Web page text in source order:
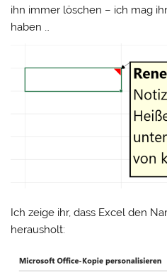
ihn immer löschen – ich mag
haben …
Ich zeige ihr, dass Excel den
herausholt: